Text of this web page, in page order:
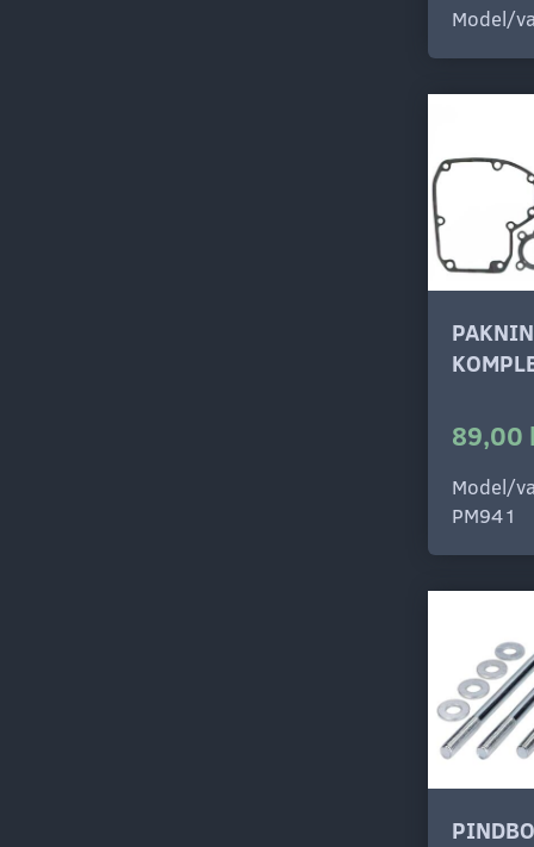
Model/
89,00
Model/
PM941